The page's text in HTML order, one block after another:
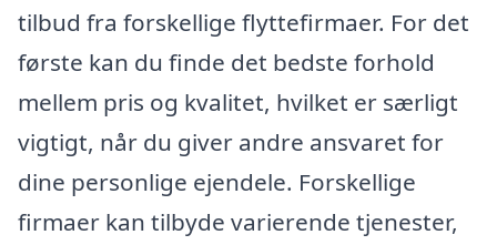
tilbud fra forskellige flyttefirmaer. For det
første kan du finde det bedste forhold
mellem pris og kvalitet, hvilket er særligt
vigtigt, når du giver andre ansvaret for
dine personlige ejendele. Forskellige
firmaer kan tilbyde varierende tjenester,